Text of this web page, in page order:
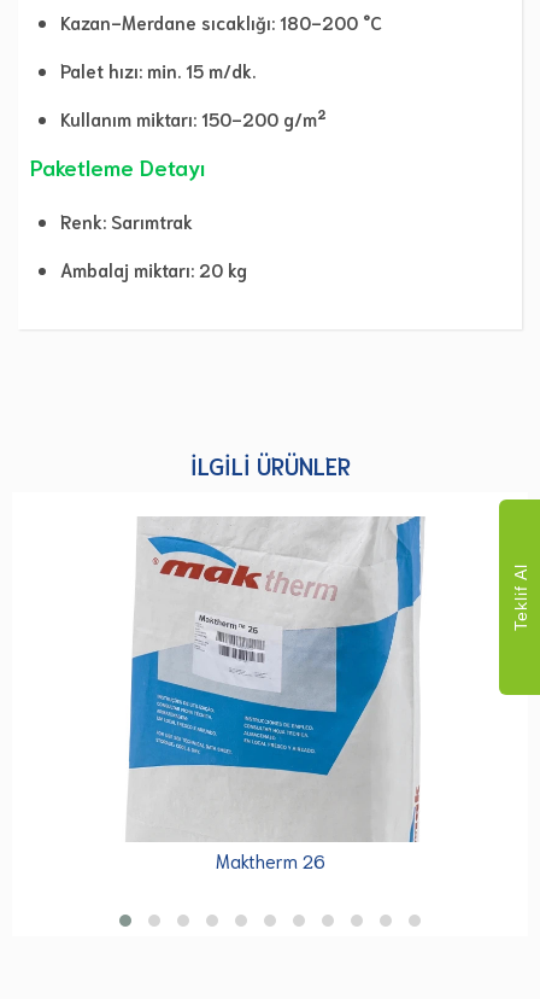
Kazan-Merdane sıcaklığı: 180-200 °C
Palet hızı: min. 15 m/dk.
Kullanım miktarı: 150-200 g/m²
Paketleme Detayı
Renk: Sarımtrak
Ambalaj miktarı: 20 kg
İLGILI ÜRÜNLER
Maktherm 26
Teklif Al